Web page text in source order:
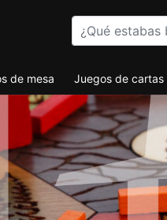
de mesa Juegos de cartas